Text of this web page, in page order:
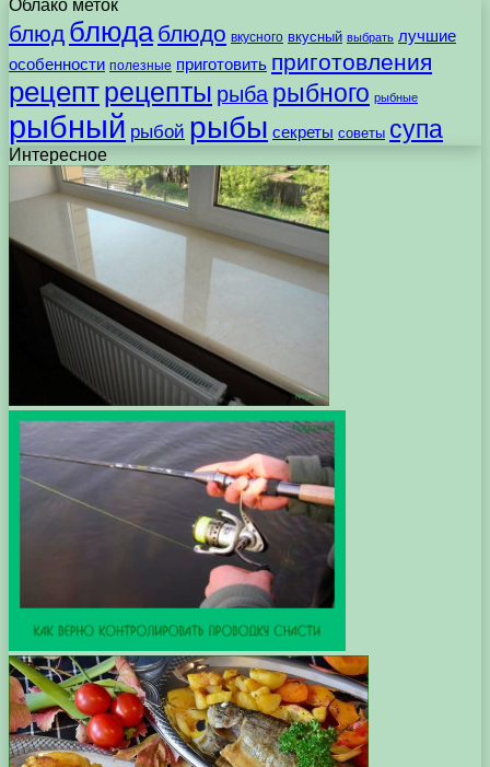
Облако меток
блюд блюда блюдо вкусного вкусный выбрать лучшие
особенности полезные приготовить приготовления
рецептрецепты рыба рыбного рыбные
рыбный рыбой рыбы секреты советы супа
Интересное